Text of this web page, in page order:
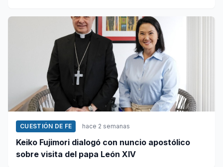
CUESTIÓN DE FE hace 2 semanas
Keiko Fujimori dialogó con nuncio apostólico
sobre visita del papa León XIV